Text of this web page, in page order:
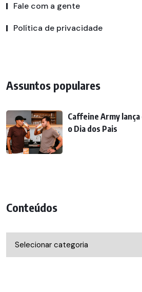
Fale com a gente
Política de privacidade
Assuntos populares
Caffeine Army lança
o Dia dos Pais
Conteúdos